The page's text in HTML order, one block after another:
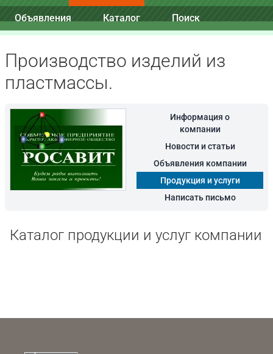
Объявления Каталог Поиск
Производство изделий из
пластмассы.
Информация о
компании
Новости и статьи
Объявления компании
Продукция и услуги
Написать письмо
Каталог продукции и услуг компании